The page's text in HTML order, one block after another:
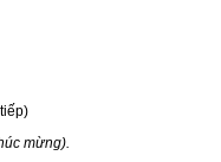
mừng).